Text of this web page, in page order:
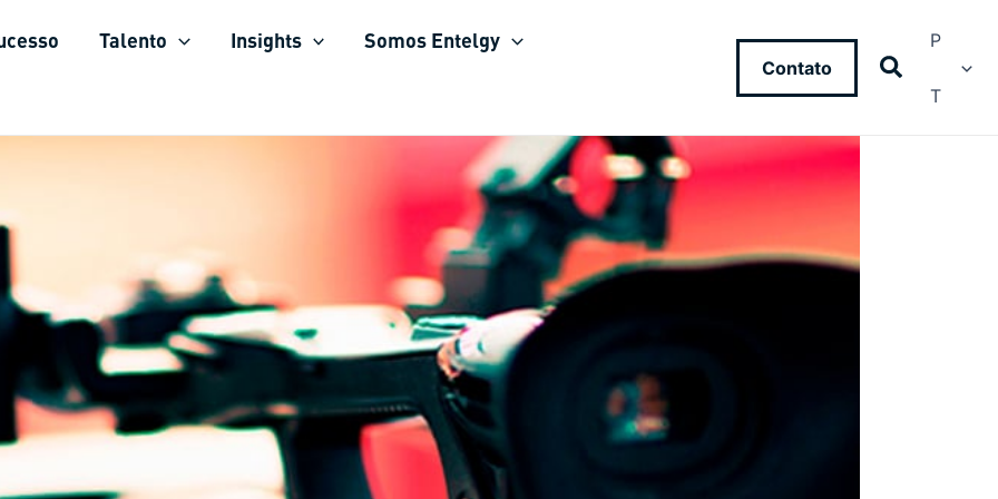
Talento Insights Somos Entelgy
Contato
P
T